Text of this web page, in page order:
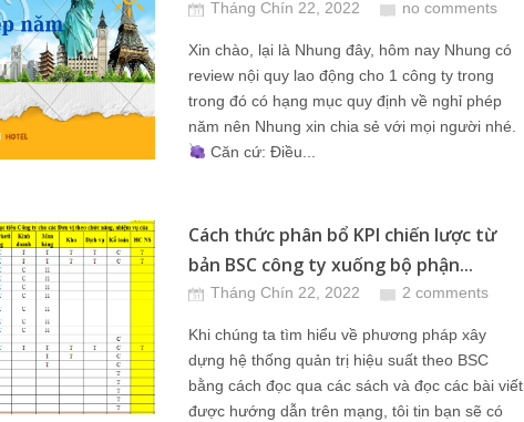
Tháng Chín 22, 2022 no comments
Xin chào, lại là Nhung đây, hôm nay Nhung có
review nội quy lao động cho 1 công ty trong
trong đó có hạng mục quy định về nghỉ phép
năm nên Nhung xin chia sẻ với mọi người nhé.
Căn cứ: Điều...
Cách thức phân bổ KPI chiến lược từ
bản BSC công ty xuống bộ phận...
Tháng Chín 22, 2022 2 comments
Khi chúng ta tìm hiểu về phương pháp xây
dựng hệ thống quản trị hiệu suất theo BSC
bằng cách đọc qua các sách và đọc các bài viết
được hướng dẫn trên mạng, tôi tin bạn sẽ có